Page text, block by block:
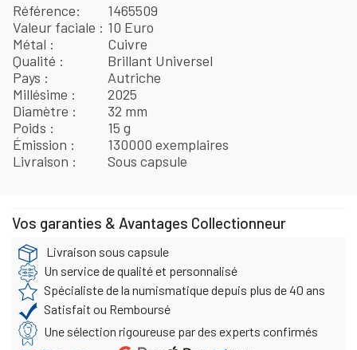
Référence
1465509
Valeur faciale
10 Euro
Métal
Cuivre
Qualité
Brillant Universel
Pays
Autriche
Millésime
2025
Diamètre
32 mm
Poids
15 g
Émission
130000 exemplaires
Livraison
Sous capsule
Vos garanties & Avantages Collectionneur
Livraison sous capsule
Un service de qualité et personnalisé
Spécialiste de la numismatique depuis plus de 40 ans
Satisfait ou Remboursé
Une sélection rigoureuse par des experts confirmés